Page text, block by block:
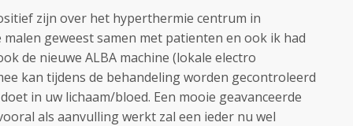
zijn over het hyperthermie centrum in
geweest samen met patienten en ook ik had
de nieuwe ALBA machine (lokale electro
kan tijdens de behandeling worden gecontroleerd
in uw lichaam/bloed. Een mooie geavanceerde
als aanvulling werkt zal een ieder nu wel